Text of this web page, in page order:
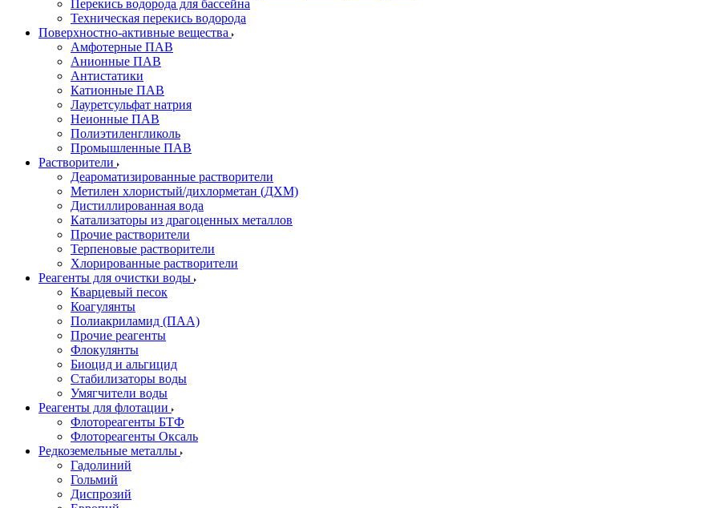
Перекись водорода для бассейна
Техническая перекись водорода
Поверхностно-активные вещества
Амфотерные ПАВ
Анионные ПАВ
Антистатики
Катионные ПАВ
Лауретсульфат натрия
Неионные ПАВ
Полиэтиленгликоль
Промышленные ПАВ
Растворители
Деароматизированные растворители
Метилен хлористый/дихлорметан (ДХМ)
Дистиллированная вода
Катализаторы из драгоценных металлов
Прочие растворители
Терпеновые растворители
Хлорированные растворители
Реагенты для очистки воды
Кварцевый песок
Коагулянты
Полиакриламид (ПАА)
Прочие реагенты
Флокулянты
Биоцид и альгицид
Стабилизаторы воды
Умягчители воды
Реагенты для флотации
Флотореагенты БТФ
Флотореагенты Оксаль
Редкоземельные металлы
Гадолиний
Гольмий
Диспрозий